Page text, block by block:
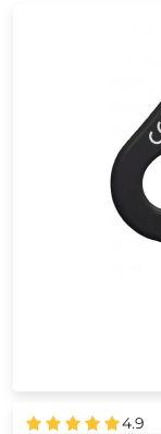
4.9